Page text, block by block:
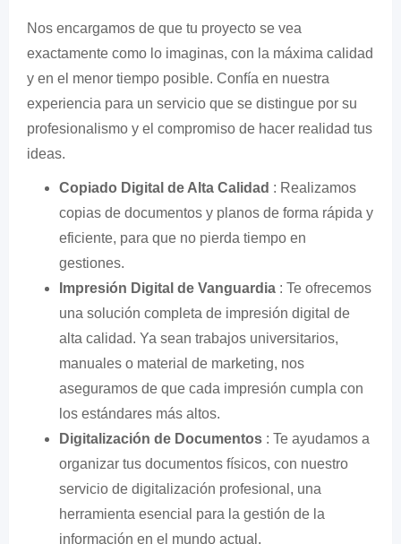
Nos encargamos de que tu proyecto se vea
exactamente como lo imaginas, con la máxima calidad
y en el menor tiempo posible. Confía en nuestra
experiencia para un servicio que se distingue por su
profesionalismo y el compromiso de hacer realidad tus
ideas.
Copiado Digital de Alta Calidad : Realizamos
copias de documentos y planos de forma rápida y
eficiente, para que no pierda tiempo en
gestiones.
Impresión Digital de Vanguardia : Te ofrecemos
una solución completa de impresión digital de
alta calidad. Ya sean trabajos universitarios,
manuales o material de marketing, nos
aseguramos de que cada impresión cumpla con
los estándares más altos.
Digitalización de Documentos : Te ayudamos a
organizar tus documentos físicos, con nuestro
servicio de digitalización profesional, una
herramienta esencial para la gestión de la
información en el mundo actual.